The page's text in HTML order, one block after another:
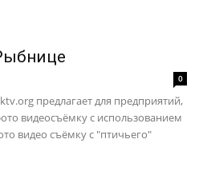
0
предлагает для предприятий,
видеосъёмку с использованием
видео съёмку с "птичьего"